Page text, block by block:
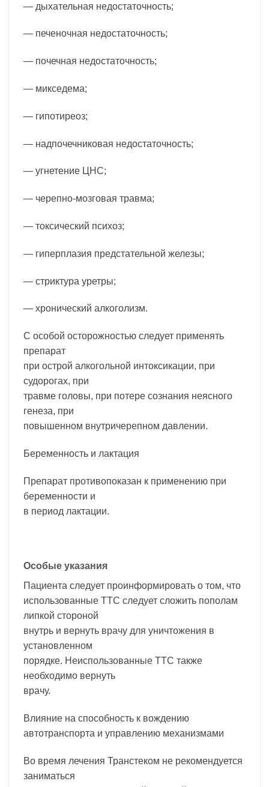
— дыхательная недостаточность;
— печеночная недостаточность;
— почечная недостаточность;
— микседема;
— гипотиреоз;
— надпочечниковая недостаточность;
— угнетение ЦНС;
— черепно-мозговая травма;
— токсический психоз;
— гиперплазия предстательной железы;
— стриктура уретры;
— хронический алкоголизм.
С особой осторожностью следует применять
препарат
при острой алкогольной интоксикации, при
судорогах, при
травме головы, при потере сознания неясного
генеза, при
повышенном внутричерепном давлении.
Беременность и лактация
Препарат противопоказан к применению при
беременности и
в период лактации.
Особые указания
Пациента следует проинформировать о том, что
использованные ТТС следует сложить пополам
липкой стороной
внутрь и вернуть врачу для уничтожения в
установленном
порядке. Неиспользованные ТТС также
необходимо вернуть
врачу.
Влияние на способность к вождению
автотранспорта и управлению механизмами
Во время лечения Транстеком не рекомендуется
заниматься